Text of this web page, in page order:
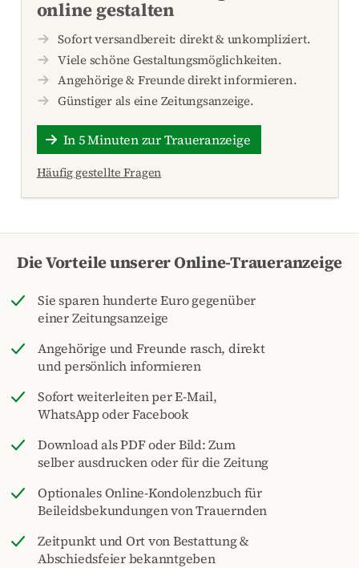
online gestalten
Sofort versandbereit: direkt & unkompliziert.
Viele schöne Gestaltungsmöglichkeiten.
Angehörige & Freunde direkt informieren.
Günstiger als eine Zeitungsanzeige.
In 5 Minuten zur Traueranzeige
Häufig gestellte Fragen
Die Vorteile unserer Online-Traueranzeige
Sie sparen hunderte Euro gegenüber
einer Zeitungsanzeige
Angehörige und Freunde rasch, direkt
und persönlich informieren
Sofort weiterleiten per E-Mail,
WhatsApp oder Facebook
Download als PDF oder Bild: Zum
selber ausdrucken oder für die Zeitung
Optionales Online-Kondolenzbuch für
Beileidsbekundungen von Trauernden
Zeitpunkt und Ort von Bestattung &
Abschiedsfeier bekanntgeben